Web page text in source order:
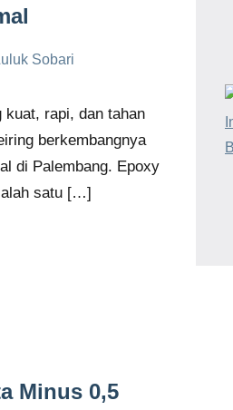
Sobari
kuat, rapi, dan tahan
berkembangnya
di Palembang. Epoxy
satu […]
Minus 0,5